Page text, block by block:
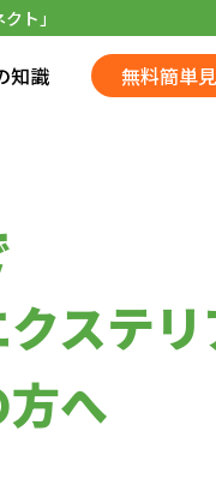
ト」
知識 無料簡単
ステ
へ